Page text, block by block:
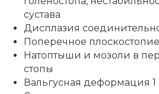
сустава
Дисплазия
Поперечное плоскостопие
Натоптыши и мозоли в
стопы
Вальгусная деформация 1